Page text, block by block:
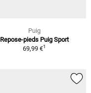
Puig
Repose-pieds Puig Sport
69,99 €1